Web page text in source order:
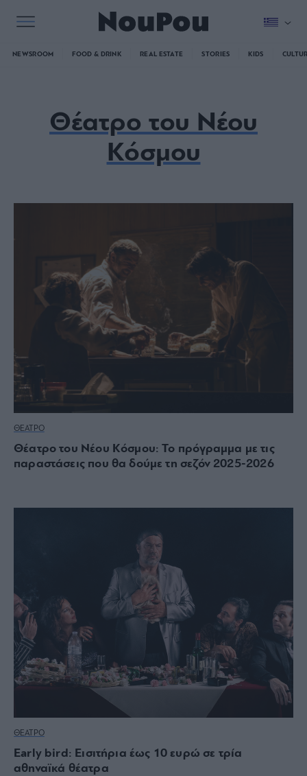
NEWSROOM FOOD & DRINK REAL ESTATE STORIES KIDS
Θέατρο του Νέου
Κόσμου
ΘΕΑΤΡΟ
Θέατρο του Νέου Κόσμου: Το πρόγραμμα με τις
παραστάσεις που θα δούμε τη σεζόν 2025-2026
ΘΕΑΤΡΟ
Early bird: Εισιτήρια έως 10 ευρώ σε τρία
αθηναϊκά θέατρα